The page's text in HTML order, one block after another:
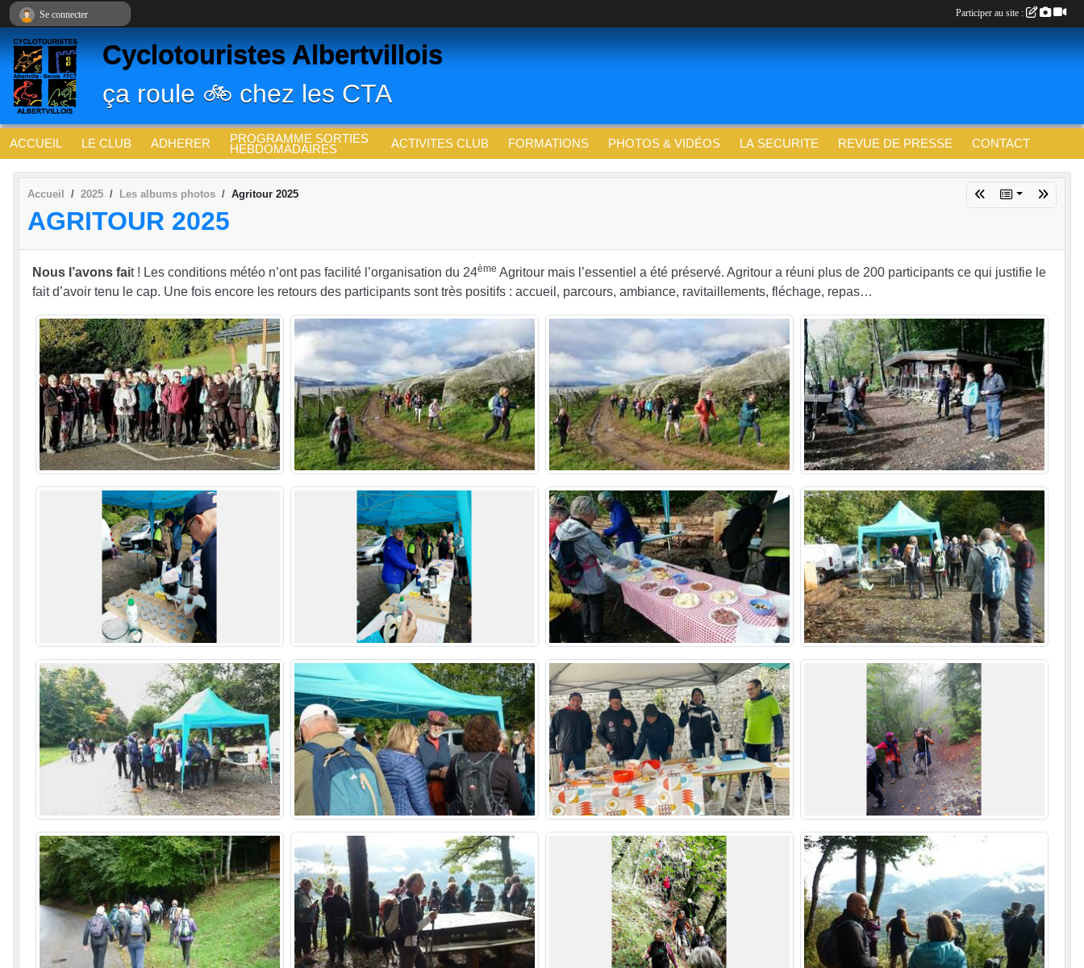
Cyclotouristes Albertvillois
ça roule 🚲 chez les CTA
ACCUEIL LE CLUB ADHERER PROGRAMME SORTIES
HEBDOMADAIRES ACTIVITES CLUB FORMATIONS PHOTOS & VIDÉOS LA SECURITE REVUE DE PRESSE CONTACT
Accueil 2025 Les albums photos Agritour 2025
AGRITOUR 2025
Nous l’avons fait ! Les conditions météo n’ont pas facilité l’organisation du 24ème Agritour mais l’essentiel a été préservé. Agritour a réuni plus de 200 participants ce qui justifie le
fait d’avoir tenu le cap. Une fois encore les retours des participants sont très positifs : accueil, parcours, ambiance, ravitaillements, fléchage, repas…
Se connecter Participer au site :
Panneau de gestion des cookies